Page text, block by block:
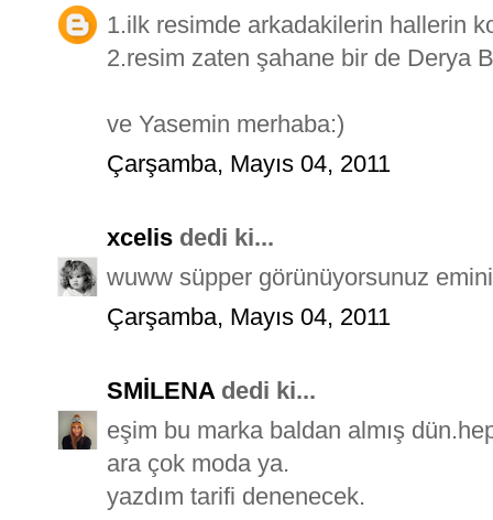
1.ilk resimde arkadakilerin hallerin
2.resim zaten şahane bir de Derya
ve Yasemin merhaba:)
Çarşamba, Mayıs 04, 2011
xcelis dedi ki...
wuww süpper görünüyorsunuz
Çarşamba, Mayıs 04, 2011
SMİLENA dedi ki...
eşim bu marka baldan almış
ara çok moda ya.
yazdım tarifi denenecek.